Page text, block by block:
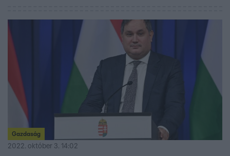
kér cserébe a Gazprom. A DK attól tart: a könnyítésért a
magyar kormány a szankcióellenes politikájával fizet.
Gazdaság
2022. október 3. 14:02